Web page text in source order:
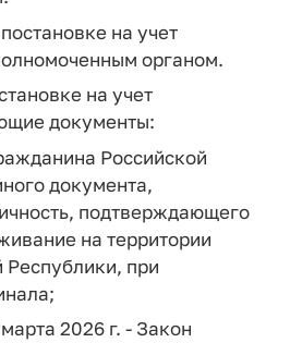
на учет
органом.
на учет
документы:
Российской
документа,
подтверждающего
на территории
при
2026 г. - Закон